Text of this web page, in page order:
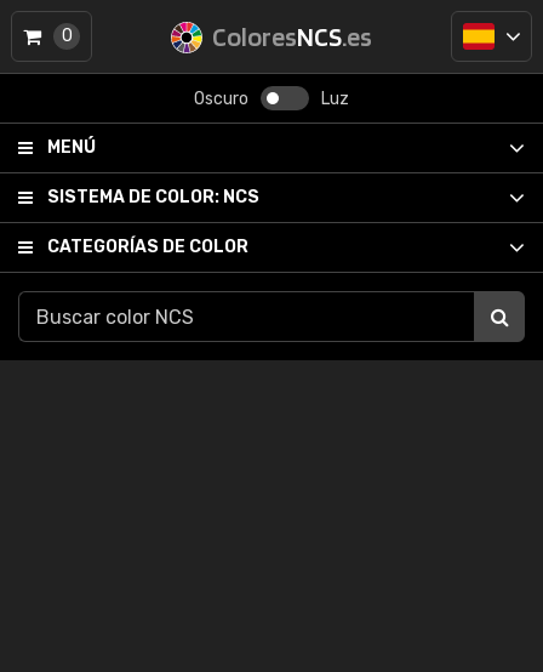
ColoresNCS.es
Oscuro Luz
MENÚ
SISTEMA DE COLOR: NCS
CATEGORÍAS DE COLOR
0